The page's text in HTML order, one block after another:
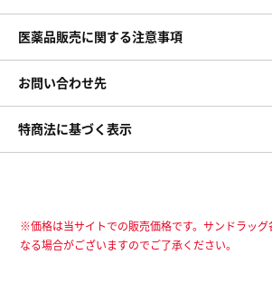
医薬品販売に関する注意事項
お問い合わせ先
特商法に基づく表示
※価格は当サイトでの販売価格です。サンドラッ
なる場合がございますのでご了承ください。